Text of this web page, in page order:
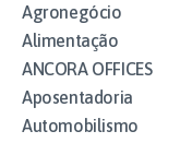
Agronegócio
Alimentação
ANCORA OFFICES
Aposentadoria
Automobilismo